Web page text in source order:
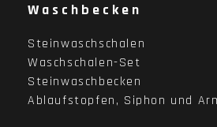
Waschbecken
Steinwaschschalen
Waschschalen-Set
Steinwaschbecken
Ablaufstopfen, Siphon und